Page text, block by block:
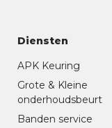
Diensten
APK Keuring
Grote & Kleine
onderhoudsbeurt
Banden service